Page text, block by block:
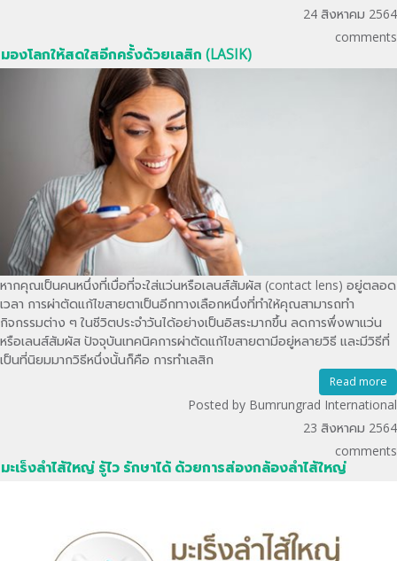
24 สิงหาคม 2564
comments
มองโลกให้สดใสอีกครั้งด้วยเลสิก (LASIK)
หากคุณเป็นคนหนึ่งที่เบื่อที่จะใส่แว่นหรือเลนส์สัมผัส (contact lens) อยู่ตลอด
เวลา การผ่าตัดแก้ไขสายตาเป็นอีกทางเลือกหนึ่งที่ทำให้คุณสามารถทำ
กิจกรรมต่าง ๆ ในชีวิตประจำวันได้อย่างเป็นอิสระมากขึ้น ลดการพึ่งพาแว่น
หรือเลนส์สัมผัส ปัจจุบันเทคนิคการผ่าตัดแก้ไขสายตามีอยู่หลายวิธี และมีวิธีที่
เป็นที่นิยมมากวิธีหนึ่งนั้นก็คือ การทำเลสิก
Read more
Posted by Bumrungrad International
23 สิงหาคม 2564
comments
มะเร็งลำไส้ใหญ่ รู้ไว รักษาได้ ด้วยการส่องกล้องลำไส้ใหญ่